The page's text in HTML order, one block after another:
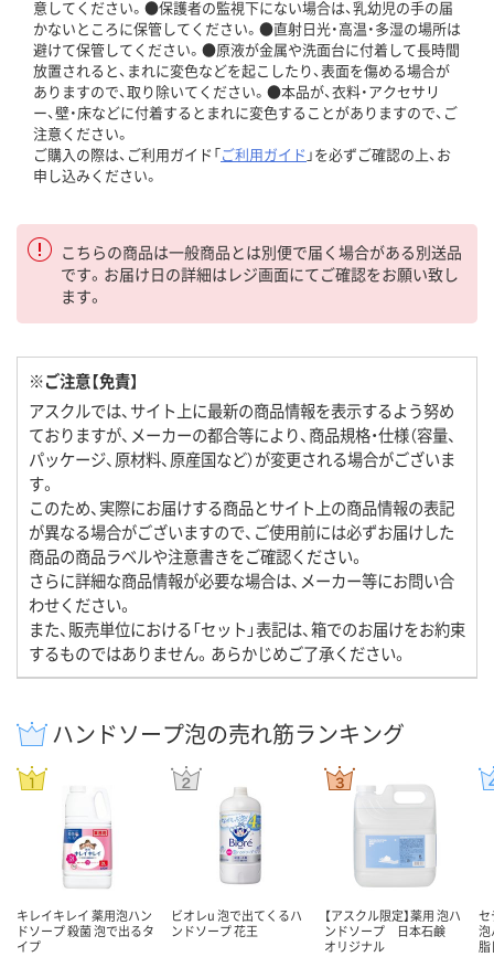
意してください。●保護者の監視下にない場合は、乳幼児の手の届
かないところに保管してください。●直射日光・高温・多湿の場所は
避けて保管してください。●原液が金属や洗面台に付着して長時間
放置されると、まれに変色などを起こしたり、表面を傷める場合が
ありますので、取り除いてください。●本品が、衣料・アクセサリ
ー、壁・床などに付着するとまれに変色することがありますので、ご
注意ください。
ご購入の際は、ご利用ガイド「ご利用ガイド 」を必ずご確認の上、お
申し込みください。
こちらの商品は一般商品とは別便で届く場合がある別送品
です。お届け日の詳細はレジ画面にてご確認をお願い致し
ます。
※ご注意【免責】
アスクルでは、サイト上に最新の商品情報を表示するよう努め
ておりますが、メーカーの都合等により、商品規格・仕様（容量、
パッケージ、原材料、原産国など）が変更される場合がございま
す。
このため、実際にお届けする商品とサイト上の商品情報の表記
が異なる場合がございますので、ご使用前には必ずお届けした
商品の商品ラベルや注意書きをご確認ください。
さらに詳細な商品情報が必要な場合は、メーカー等にお問い合
わせください。
また、販売単位における「セット」表記は、箱でのお届けをお約束
するものではありません。あらかじめご了承ください。
ハンドソープ泡の売れ筋ランキング
キレイキレイ 薬用泡ハン
ドソープ 殺菌 泡で出るタ
イプ
ビオレu 泡で出てくるハ
ンドソープ 花王
【アスクル限定】薬用 泡ハ
ンドソープ 日本石鹸
オリジナル
脂